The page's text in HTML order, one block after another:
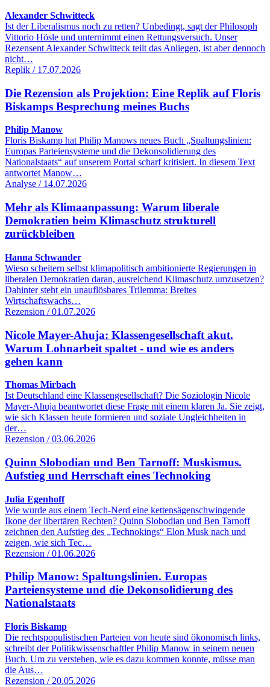
Alexander Schwitteck
Ist der Liberalismus noch zu retten? Unbedingt, sagt der Philosoph
Vittorio Hösle und unternimmt einen Rettungsversuch. Unser
Rezensent Alexander Schwitteck teilt das Anliegen, ist aber dennoch
nicht…
Replik / 17.07.2026
Die Rezension als Projektion: Eine Replik auf Floris
Biskamps Besprechung meines Buchs
Philip Manow
Floris Biskamp hat Philip Manows neues Buch „Spaltungslinien:
Europas Parteiensysteme und die Dekonsolidierung des
Nationalstaats“ auf unserem Portal scharf kritisiert. In diesem Text
antwortet Manow…
Analyse / 14.07.2026
Mehr als Klimaanpassung: Warum liberale
Demokratien beim Klimaschutz strukturell
zurückbleiben
Hanna Schwander
Wieso scheitern selbst klimapolitisch ambitionierte Regierungen in
liberalen Demokratien daran, ausreichend Klimaschutz umzusetzen?
Dahinter steht ein unauflösbares Trilemma: Breites
Wirtschaftswachs…
Rezension / 01.07.2026
Nicole Mayer-Ahuja: Klassengesellschaft akut.
Warum Lohnarbeit spaltet - und wie es anders
gehen kann
Thomas Mirbach
Ist Deutschland eine Klassengesellschaft? Die Soziologin Nicole
Mayer-Ahuja beantwortet diese Frage mit einem klaren Ja. Sie zeigt,
wie sich Klassen heute formieren und soziale Ungleichheiten in
der…
Rezension / 03.06.2026
Quinn Slobodian und Ben Tarnoff: Muskismus.
Aufstieg und Herrschaft eines Technoking
Julia Egenhoff
Wie wurde aus einem Tech-Nerd eine kettensägenschwingende
Ikone der libertären Rechten? Quinn Slobodian und Ben Tarnoff
zeichnen den Aufstieg des „Technokings“ Elon Musk nach und
zeigen, wie sich Tec…
Rezension / 01.06.2026
Philip Manow: Spaltungslinien. Europas
Parteiensysteme und die Dekonsolidierung des
Nationalstaats
Floris Biskamp
Die rechtspopulistischen Parteien von heute sind ökonomisch links,
schreibt der Politikwissenschaftler Philip Manow in seinem neuen
Buch. Um zu verstehen, wie es dazu kommen konnte, müsse man
die Aus…
Rezension / 20.05.2026